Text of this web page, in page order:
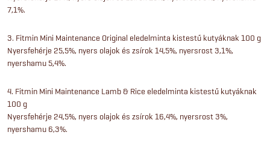
7,1%.
3. Fitmin Mini Maintenance Original eledelminta kistestű kutyáknak 100 g
Nyersfehérje 25,5%, nyers olajok és zsírok 14,5%, nyersrost 3,1%,
nyershamu 5,4%.
4. Fitmin Mini Maintenance Lamb & Rice eledelminta kistestű kutyáknak
100 g
Nyersfehérje 24,5%, nyers olajok és zsírok 16,4%, nyersrost 3%,
nyershamu 6,3%.